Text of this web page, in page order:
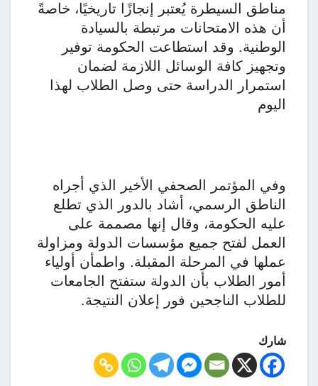
مناطق السيطرة يُعتبر إنجازًا تاريخيًا، خاصةً
أن هذه الامتحانات مرتبطة بالسيادة
الوطنية. وقد استطاعت الحكومة توفير
وتجهيز كافة الوسائل اللازمة لضمان
استمرار الدراسة حتى وصل الطلاب لهذا
اليوم
وفي المؤتمر الصحفي الأخير الذي أجراه
الناطق الرسمي، أشاد بالدور الذي تطلع
عليه الحكومة، وقال إنها مصممة على
العمل لفتح جميع مؤسسات الدولة ومزاولة
عملها في المرحلة المقبلة. واطمأن أولياء
أمور الطلاب بأن الدولة ستفتح الجامعات
للطلاب الناجحين فور إعلان النتيجة.
شارك